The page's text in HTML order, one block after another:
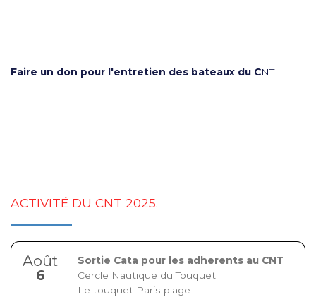
Faire un don pour l'entretien des bateaux du CNT
ACTIVITÉ DU CNT 2025.
Août
6
Sortie Cata pour les adherents au CNT
Cercle Nautique du Touquet
Le touquet Paris plage